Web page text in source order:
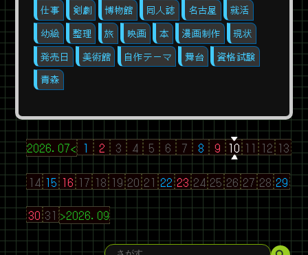
仕事
剣劇 博物館 同人誌 名古屋
就活
幼絵
整理 旅 映画 本 漫画制作
現状
発売日
美術館 自作テーマ 舞台
資格試験
青森
2026.07< 1 2 3 4 5 6 7 8 9 10 11 12 13
14 15 16 17 18 19 20 21 22 23 24 25 26 27 28 29
30 31 >2026.09